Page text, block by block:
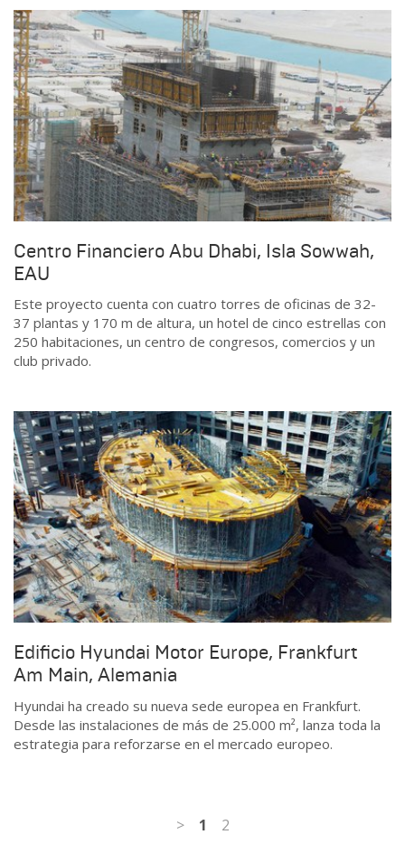
Centro Financiero Abu Dhabi, Isla Sowwah,
EAU
Este proyecto cuenta con cuatro torres de oficinas de 32-
37 plantas y 170 m de altura, un hotel de cinco estrellas con
250 habitaciones, un centro de congresos, comercios y un
club privado.
Edificio Hyundai Motor Europe, Frankfurt
Am Main, Alemania
Hyundai ha creado su nueva sede europea en Frankfurt.
Desde las instalaciones de más de 25.000 m², lanza toda la
estrategia para reforzarse en el mercado europeo.
> 1 2